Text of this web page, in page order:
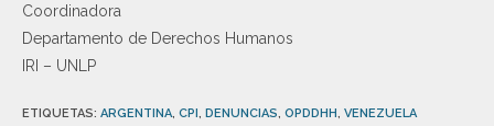
Coordinadora
Departamento de Derechos Humanos
IRI – UNLP
ETIQUETAS: ARGENTINA, CPI, DENUNCIAS, OPDDHH, VENEZUELA